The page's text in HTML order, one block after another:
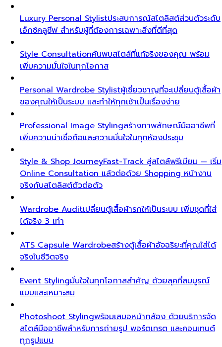
Luxury Personal Stylistประสบการณ์สไตลิสต์ส่วนตัวระดับ
เอ็กซ์คลูซีฟ สำหรับผู้ที่ต้องการเฉพาะสิ่งที่ดีที่สุด
Style Consultationค้นพบสไตล์ที่แท้จริงของคุณ พร้อม
เพิ่มความมั่นใจในทุกโอกาส
Personal Wardrobe Stylistผู้เชี่ยวชาญที่จะเปลี่ยนตู้เสื้อผ้า
ของคุณให้เป็นระบบ และทำให้ทุกเช้าเป็นเรื่องง่าย
Professional Image Stylingสร้างภาพลักษณ์มืออาชีพที่
เพิ่มความน่าเชื่อถือและความมั่นใจในทุกห้องประชุม
Style & Shop JourneyFast-Track สู่สไตล์พรีเมียม — เริ่ม
Online Consultation แล้วต่อด้วย Shopping หน้างาน
จริงกับสไตลิสต์ตัวต่อตัว
Wardrobe Auditเปลี่ยนตู้เสื้อผ้ารกให้เป็นระบบ เพิ่มชุดที่ใส่
ได้จริง 3 เท่า
ATS Capsule Wardrobeสร้างตู้เสื้อผ้าอัจฉริยะที่คุณใส่ได้
จริงในชีวิตจริง
Event Stylingมั่นใจในทุกโอกาสสำคัญ ด้วยลุคที่สมบูรณ์
แบบและเหมาะสม
Photoshoot Stylingพร้อมเสมอหน้ากล้อง ด้วยบริการจัด
สไตล์มืออาชีพสำหรับการถ่ายรูป พอร์ตเทรต และคอนเทนต์
ทุกรูปแบบ